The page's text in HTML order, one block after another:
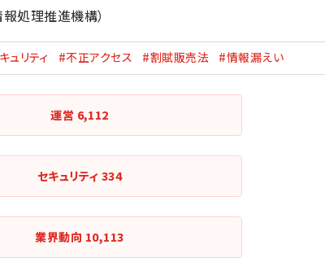
処理推進機構）
ュリティ #不正アクセス #割賦販売法 #情報漏えい
運営 6,112
セキュリティ 334
業界動向 10,113